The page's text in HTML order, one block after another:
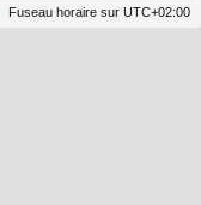
Fuseau horaire sur UTC+02:00